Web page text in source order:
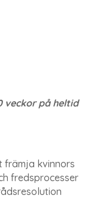
på heltid
främja kvinnors
fredsprocesser